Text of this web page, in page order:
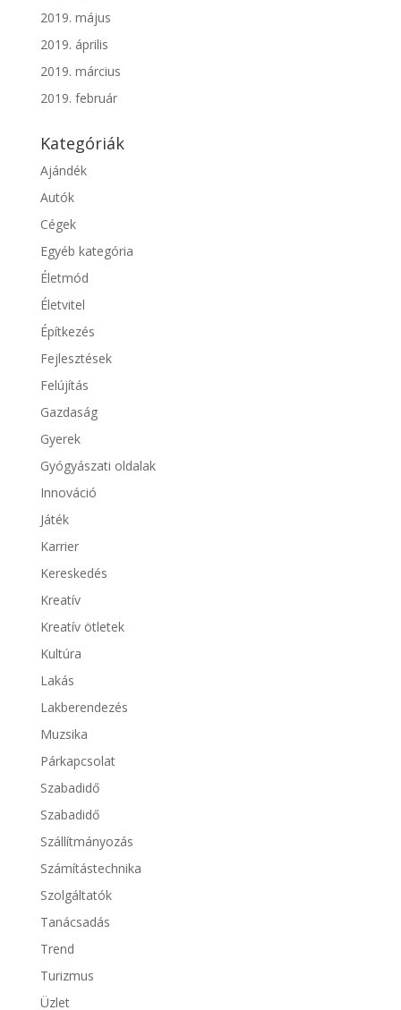
2019. május
2019. április
2019. március
2019. február
Kategóriák
Ajándék
Autók
Cégek
Egyéb kategória
Életmód
Életvitel
Építkezés
Fejlesztések
Felújítás
Gazdaság
Gyerek
Gyógyászati oldalak
Innováció
Játék
Karrier
Kereskedés
Kreatív
Kreatív ötletek
Kultúra
Lakás
Lakberendezés
Muzsika
Párkapcsolat
Szabadidő
Szabadidő
Szállítmányozás
Számítástechnika
Szolgáltatók
Tanácsadás
Trend
Turizmus
Üzlet